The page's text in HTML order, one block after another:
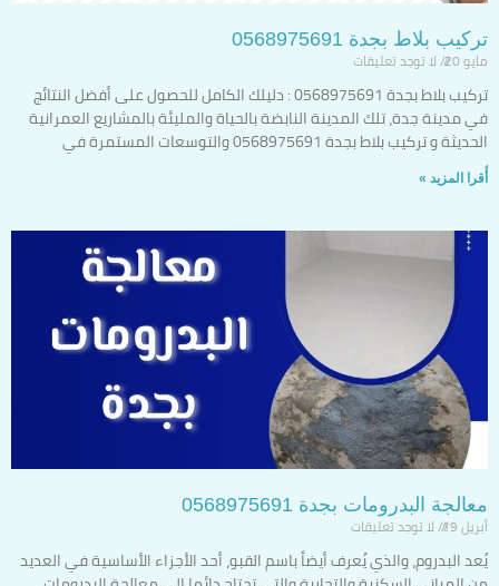
تركيب بلاط بجدة 0568975691
مايو 20 لا توجد تعليقات
تركيب بلاط بجدة 0568975691 : دليلك الكامل للحصول على أفضل النتائج
في مدينة جدة، تلك المدينة النابضة بالحياة والمليئة بالمشاريع العمرانية
الحديثة و تركيب بلاط بجدة 0568975691 والتوسعات المستمرة في
أٌقرا المزيد »
معالجة البدرومات بجدة 0568975691
أبريل 19 لا توجد تعليقات
يُعد البدروم، والذي يُعرف أيضاً باسم القبو، أحد الأجزاء الأساسية في العديد